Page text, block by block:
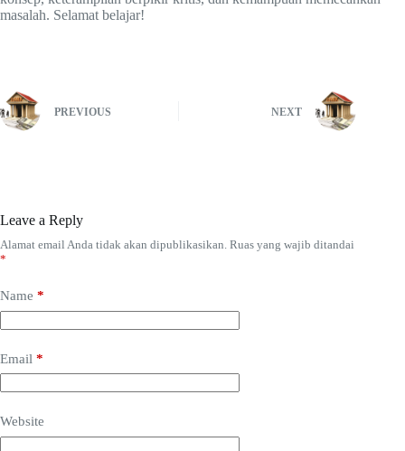
masalah. Selamat belajar!
PREVIOUS NEXT
Leave a Reply
Alamat email Anda tidak akan dipublikasikan. Ruas yang wajib ditandai
*
Name *
Email *
Website